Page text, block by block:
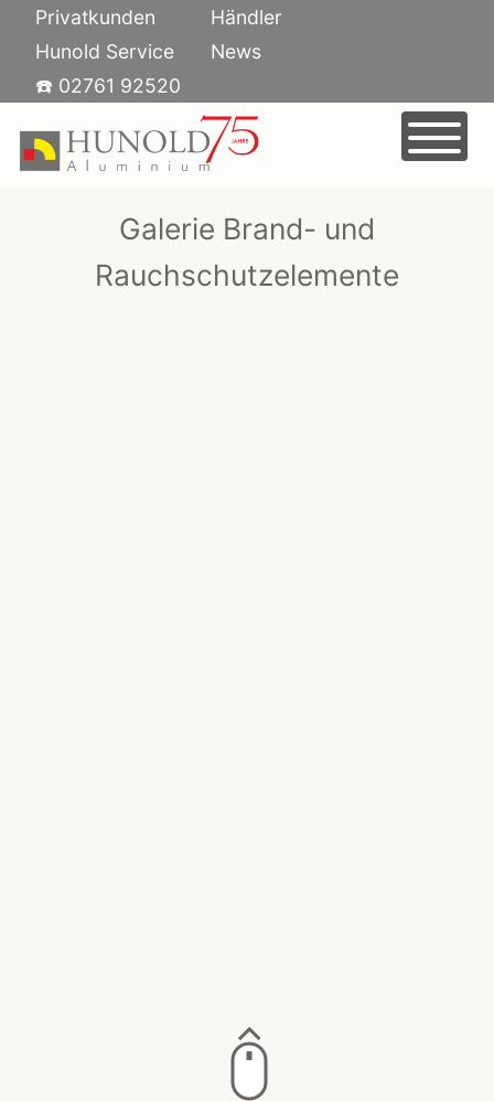
Skip
content
Privatkunden
Händler
Hunold Service
News
☎️ 02761 92520
TÜREN
SCHIEBETÜREN
AUSSTELLUNG
KARRIERE
JOBS BEI HUNOLD ALUMINIUM
UNTERNEHMEN
Galerie Brand- und
Rauchschutzelemente